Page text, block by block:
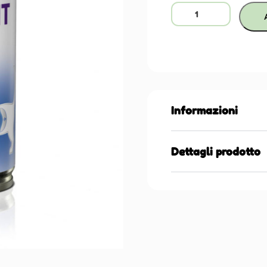
Informazioni
Dettagli prodotto